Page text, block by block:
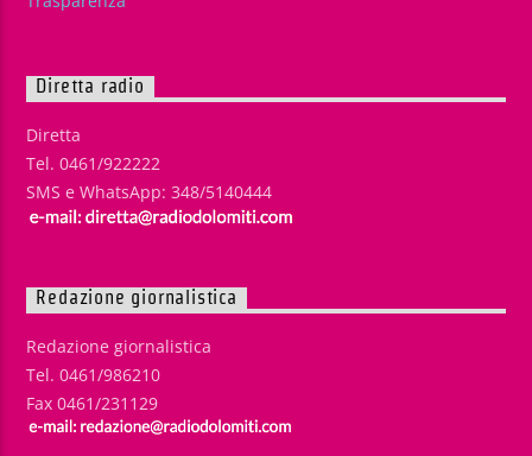
Diretta radio
Diretta
Tel. 0461/922222
SMS e WhatsApp: 348/5140444
Redazione giornalistica
Redazione giornalistica
Tel. 0461/986210
Fax 0461/231129